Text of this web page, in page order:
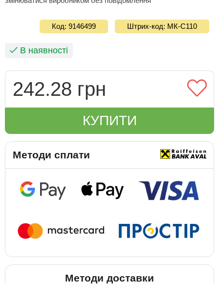
Код: 9146499 Штрих-код: МК-С110
В наявності
242.28 грн
КУПИТИ
Методи сплати
Методи доставки